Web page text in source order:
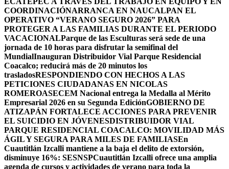
COORDINACIÓNARRANCA EN NAUCALPAN EL
OPERATIVO “VERANO SEGURO 2026” PARA
PROTEGER A LAS FAMILIAS DURANTE EL PERIODO
VACACIONALParque de las Esculturas será sede de una
jornada de 10 horas para disfrutar la semifinal del
MundialInauguran Distribuidor Vial Parque Residencial
Coacalco; reducirá más de 20 minutos los
trasladosRESPONDIENDO CON HECHOS A LAS
PETICIONES CIUDADANAS EN NICOLAS
ROMEROASECEM Nacional entrega la Medalla al Mérito
Empresarial 2026 en su Segunda EdiciónGOBIERNO DE
ATIZAPÁN FORTALECE ACCIONES PARA PREVENIR
EL SUICIDIO EN JÓVENESDISTRIBUIDOR VIAL
PARQUE RESIDENCIAL COACALCO: MOVILIDAD MÁS
ÁGIL Y SEGURA PARA MILES DE FAMILIASEn
Cuautitlán Izcalli mantiene a la baja el delito de extorsión,
disminuye 16%: SESNSPCuautitlán Izcalli ofrece una amplia
agenda de cursos y actividades de verano para toda la